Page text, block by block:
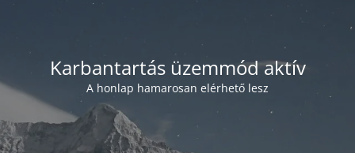
Karbantartás üzemmód aktív
A honlap hamarosan elérhető lesz